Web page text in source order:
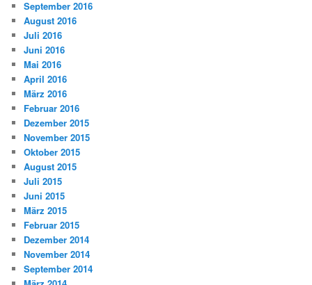
September 2016
August 2016
Juli 2016
Juni 2016
Mai 2016
April 2016
März 2016
Februar 2016
Dezember 2015
November 2015
Oktober 2015
August 2015
Juli 2015
Juni 2015
März 2015
Februar 2015
Dezember 2014
November 2014
September 2014